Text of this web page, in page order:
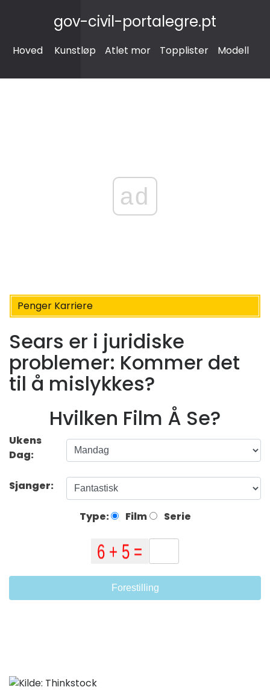
gov-civil-portalegre.pt
Hoved Kunstløp Atlet mor Topplister Modell
ad
Penger Karriere
Sears er i juridiske
problemer: Kommer det
til å mislykkes?
Hvilken Film Å Se?
Ukens
Dag:
Sjanger:
Type: Film Serie
Forestilling